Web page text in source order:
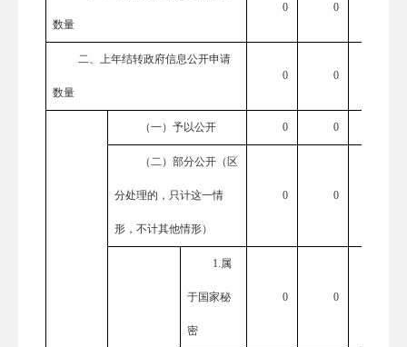
数量
0 0
二、上年结转政府信息公开申请
数量
0 0
（一）予以公开 0 0
（二）部分公开（区
分处理的，只计这一情
形，不计其他情形）
0 0
1.属
于国家秘
密
0 0